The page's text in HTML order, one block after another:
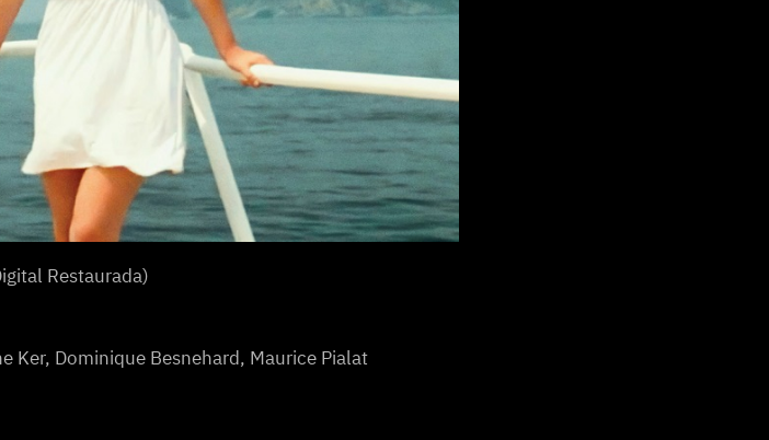
Restaurada)
Ker, Dominique Besnehard, Maurice Pialat